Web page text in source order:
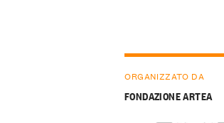
ORGANIZZATO DA
FONDAZIONE ARTEA